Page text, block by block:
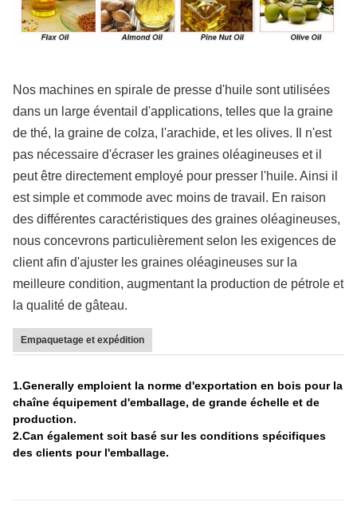
Nos machines en spirale de presse d'huile sont utilisées
dans un large éventail d'applications, telles que la graine
de thé, la graine de colza, l'arachide, et les olives. Il n'est
pas nécessaire d'écraser les graines oléagineuses et il
peut être directement employé pour presser l'huile. Ainsi il
est simple et commode avec moins de travail. En raison
des différentes caractéristiques des graines oléagineuses,
nous concevrons particulièrement selon les exigences de
client afin d'ajuster les graines oléagineuses sur la
meilleure condition, augmentant la production de pétrole et
la qualité de gâteau.
Empaquetage et expédition
1.Generally emploient la norme d'exportation en bois pour la
chaîne équipement d'emballage, de grande échelle et de
production.
2.Can également soit basé sur les conditions spécifiques
des clients pour l'emballage.